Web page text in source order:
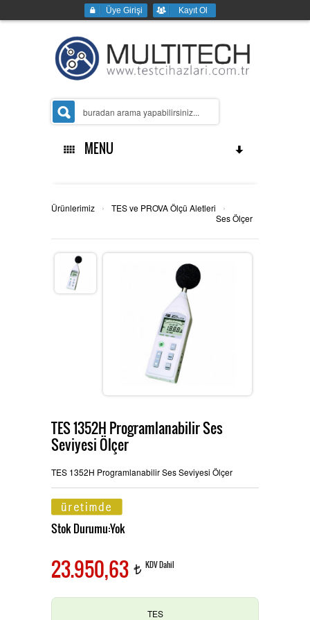
Üye Girişi Kayıt Ol
MENU
Ana Sayfa
Kurumsal
MULTİTECH
TES ve PROVA Ölçü Aletleri
Pensampermetre
Multimetre
OAG Ölçü Aletleri
Hizmetlerimiz
İletişim
Ürünlerimiz › TES ve PROVA Ölçü Aletleri
›
Ses Ölçer
TES 1352H Programlanabilir Ses
Seviyesi Ölçer
TES 1352H Programlanabilir Ses Seviyesi Ölçer
Stok Durumu:Yok
23.950,63 t KDV Dahil
TES